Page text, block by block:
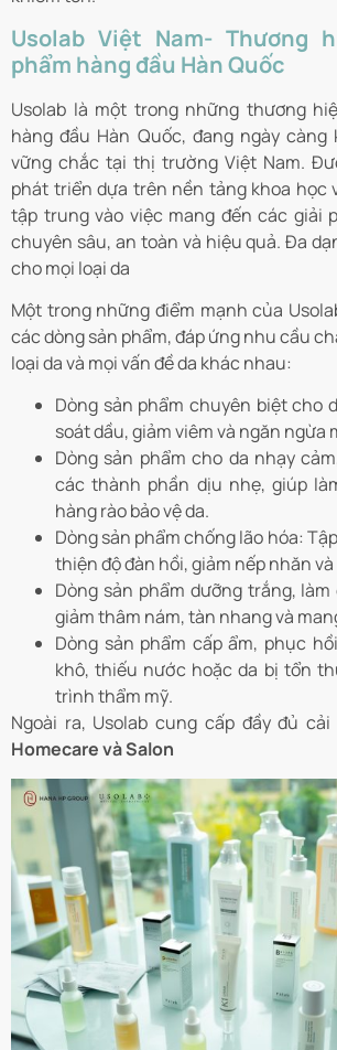
Usolab Việt Nam- Thương
phẩm hàng đầu Hàn Quốc
Usolab là một trong những thương
hàng đầu Hàn Quốc, đang ngày
vững chắc tại thị trường Việt Nam.
phát triển dựa trên nền tảng khoa học
tập trung vào việc mang đến các giải
chuyên sâu, an toàn và hiệu quả. Đa
cho mọi loại da
Một trong những điểm mạnh của
các dòng sản phẩm, đáp ứng nhu cầu
loại da và mọi vấn đề da khác nhau:
Dòng sản phẩm chuyên biệt cho
soát dầu, giảm viêm và ngăn ngừa
Dòng sản phẩm cho da nhạy
các thành phần dịu nhẹ, giúp
hàng rào bảo vệ da.
Dòng sản phẩm chống lão hóa:
thiện độ đàn hồi, giảm nếp nhăn và
Dòng sản phẩm dưỡng trắng,
giảm thâm nám, tàn nhang và
Dòng sản phẩm cấp ẩm, phục
khô, thiếu nước hoặc da bị tổn
trình thẩm mỹ.
Ngoài ra, Usolab cung cấp đầy đủ
Homecare và Salon